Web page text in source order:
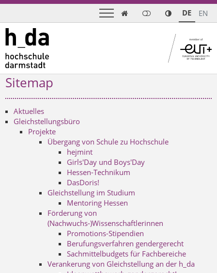
 DE EN
Sitemap
Aktuelles
Gleichstellungsbüro
Projekte
Übergang von Schule zu Hochschule
hejmint
Girls'Day und Boys'Day
Hessen-Technikum
DasDoris!
Gleichstellung im Studium
Mentoring Hessen
Förderung von
(Nachwuchs-)Wissenschaftlerinnen
Promotions-Stipendien
Berufungsverfahren gendergerecht
Sachmittelbudgets für Fachbereiche
Verankerung von Gleichstellung an der h_da